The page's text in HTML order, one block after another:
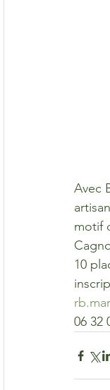
Avec
motif
10
06 32